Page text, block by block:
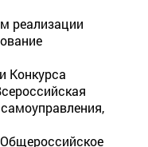
реализации
Конкурса